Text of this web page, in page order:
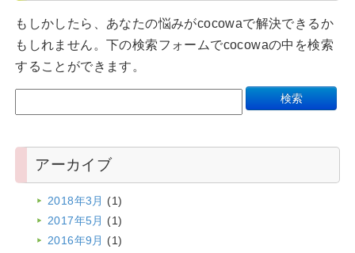
もしかしたら、あなたの悩みがcocowaで解決できるか
もしれません。下の検索フォームでcocowaの中を検索
することができます。
アーカイブ
2018年3月 (1)
2017年5月 (1)
2016年9月 (1)